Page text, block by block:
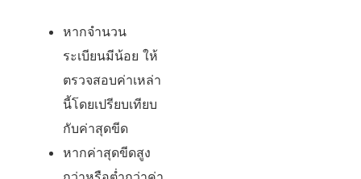
หากจำนวน
ระเบียนมีน้อย ให้
ตรวจสอบค่าเหล่า
นี้โดยเปรียบเทียบ
กับค่าสุดขีด
หากค่าสุดขีดสูง